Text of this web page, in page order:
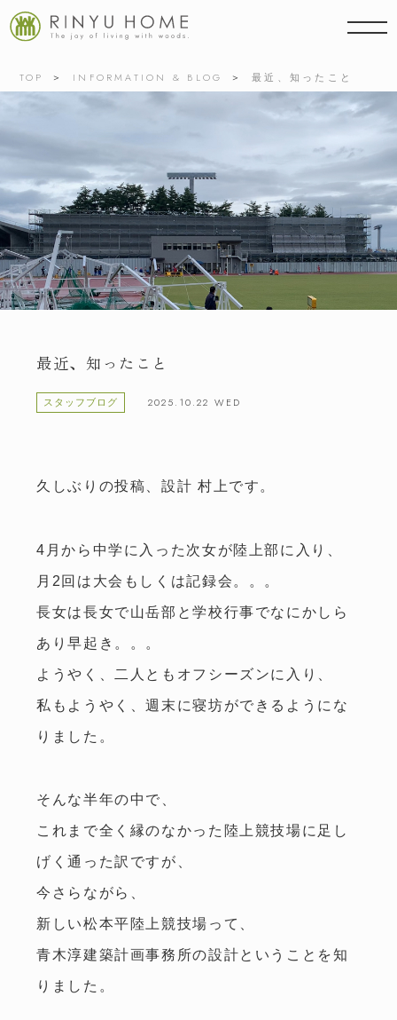
TOP INFORMATION & BLOG 最近、知ったこと
最近、知ったこと
スタッフブログ 2025.10.22 WED
久しぶりの投稿、設計 村上です。
4月から中学に入った次女が陸上部に入り、
月2回は大会もしくは記録会。。。
長女は長女で山岳部と学校行事でなにかしら
あり早起き。。。
ようやく、二人ともオフシーズンに入り、
私もようやく、週末に寝坊ができるようにな
りました。
そんな半年の中で、
これまで全く縁のなかった陸上競技場に足し
げく通った訳ですが、
今さらながら、
新しい松本平陸上競技場って、
青木淳建築計画事務所の設計ということを知
りました。